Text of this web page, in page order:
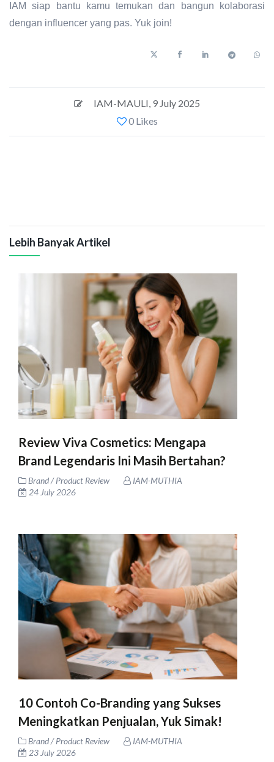
IAM siap bantu kamu temukan dan bangun kolaborasi
dengan influencer yang pas. Yuk join!
IAM-MAULI, 9 July 2025
0 Likes
Lebih Banyak Artikel
Review Viva Cosmetics: Mengapa
Brand Legendaris Ini Masih Bertahan?
Brand / Product Review
IAM-MUTHIA
24 July 2026
10 Contoh Co-Branding yang Sukses
Meningkatkan Penjualan, Yuk Simak!
Brand / Product Review
IAM-MUTHIA
23 July 2026